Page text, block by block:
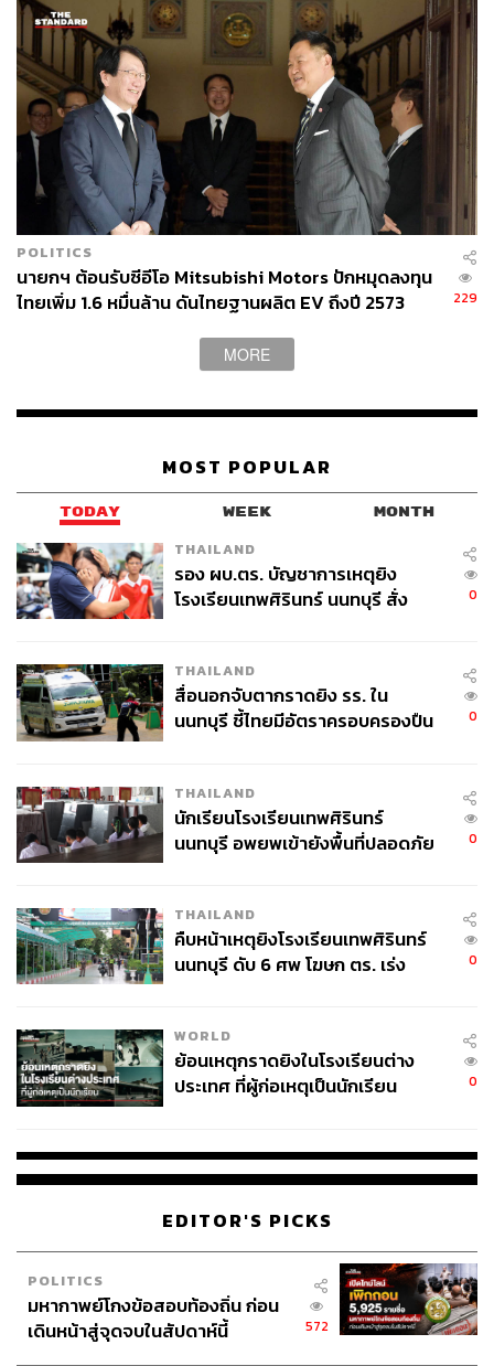
VinFast เริ่มต้นจากการเป็นผู้ผลิตรถจักรยานยนต์ไฟฟ้าภาย
ใต้แบรนด์ Klara ในปี 2018 ก่อนที่ในปีถัดมาบริษัทจะตัดสิน
ใจลงทุนตั้งโรงงานในเมืองไฮฟองเพื่อผลิตรถยนต์ไฟฟ้า โดย
โรงงานดังกล่าวมีไลน์การผลิตรถยนต์หลากหลายโมเดล ทั้ง
ที่เป็นอีโคคาร์ รถยนต์ซีดาน และ SUVผลิตและส่งออกรถให้
ลูกค้าในสหรัฐฯ แคนาดา และยุโรป
VinFast มีการเติบโตทางธุรกิจขึ้นตามลำดับ มีโรงงานผลิต
ระบบอัตโนมัติที่ใหญ่ที่สุดในอาเซียน เป็นหนึ่งในโรงงานผลิต
ที่ใหญ่ที่สุดในอาเซียนที่มีอุปกรณ์และโครงสร้างพื้นฐาน
ระดับโลก ด้วยกำลังการผลิตสูงสุด 300,000 คันต่อปี และ e-
Scooters 500,000 คันต่อปี
https://vinfastauto.com/en/
สามารถติดตาม THE STANDARD WEALTH
ผ่านแอปพลิเคชันต่างๆ ที่คุณสะดวกหรือใช้งานอยู่แล้วได้เลย
TAGS: EV ตลาดรถยนต์ไทย
562
ABOUT THE AUTHOR
เสาวลักษณ์ เขตสูงเนิน
POLITICS
นายกฯ ต้อนรับซีอีโอ Mitsubishi Motors ปักหมุดลงทุน
ไทยเพิ่ม 1.6 หมื่นล้าน ดันไทยฐานผลิต EV ถึงปี 2573
229
MORE
MOST POPULAR
TODAY WEEK MONTH
THAILAND
รอง ผบ.ตร. บัญชาการเหตุยิง
โรงเรียนเทพศิรินทร์ นนทบุรี สั่ง
0
THAILAND
สื่อนอกจับตากราดยิง รร. ใน
นนทบุรี ชี้ไทยมีอัตราครอบครองปืน
0
THAILAND
นักเรียนโรงเรียนเทพศิรินทร์
นนทบุรี อพยพเข้ายังพื้นที่ปลอดภัย
0
THAILAND
คืบหน้าเหตุยิงโรงเรียนเทพศิรินทร์
นนทบุรี ดับ 6 ศพ โฆษก ตร. เร่ง
0
WORLD
ย้อนเหตุกราดยิงในโรงเรียนต่าง
ประเทศ ที่ผู้ก่อเหตุเป็นนักเรียน
0
EDITOR'S PICKS
POLITICS
มหากาพย์โกงข้อสอบท้องถิ่น ก่อน
เดินหน้าสู่จุดจบในสัปดาห์นี้
572